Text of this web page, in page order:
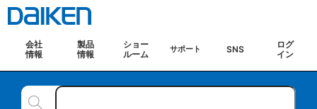
会社
情報
製品
情報
ショー
ルーム
サポート SNS
ログ
イン